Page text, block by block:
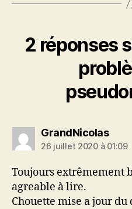
2 réponses
GrandNicolasdit :
26 juillet 2020 à 01:09
Toujours extrêmement
agreable à lire.
Chouette mise a jour du